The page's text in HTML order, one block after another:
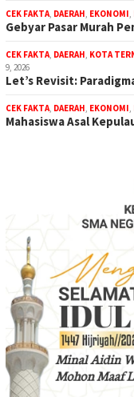
CEK FAKTA, DAERAH, EKONOMI,
Gebyar Pasar Murah
CEK FAKTA, DAERAH, KOTA
9, 2026
Let’s Revisit:
CEK FAKTA, DAERAH, EKONOMI,
Mahasiswa Asal